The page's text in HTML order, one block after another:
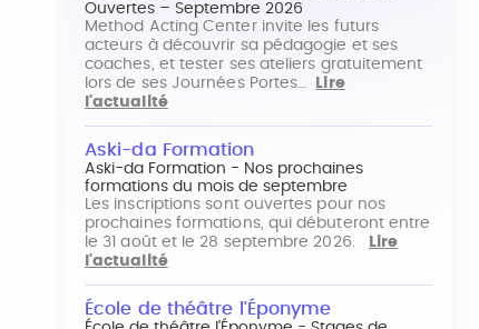
Ouvertes – Septembre 2026
Method Acting Center invite les futurs
acteurs à découvrir sa pédagogie et ses
coaches, et tester ses ateliers gratuitement
lors de ses Journées Portes…
Lire
l'actualité
Aski-da Formation
Aski-da Formation - Nos prochaines
formations du mois de septembre
Les inscriptions sont ouvertes pour nos
prochaines formations, qui débuteront entre
le 31 août et le 28 septembre 2026.
Lire
l'actualité
École de théâtre l'Éponyme